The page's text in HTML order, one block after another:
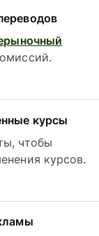
курсы
чтобы
курсов.